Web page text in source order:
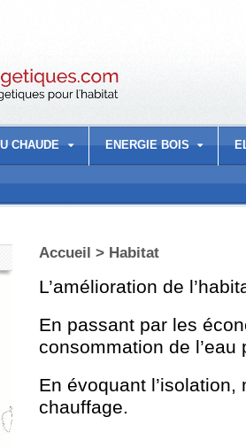
CHAUDE ENERGIE BOIS
Accueil > Habitat
L’amélioration de
En passant par les
consommation de l’eau
En évoquant
chauffage.